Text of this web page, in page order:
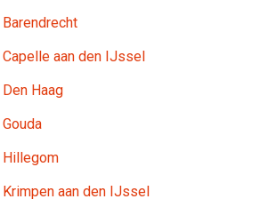
aan den IJssel
Haag
Hillegom
aan den IJssel